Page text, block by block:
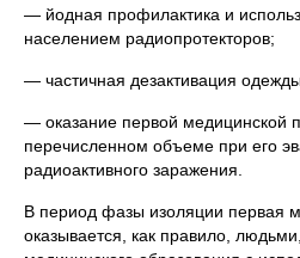
— йодная профилактика и
населением радиопротекторов;
— частичная дезактивация
— оказание первой медицинской
перечисленном объеме при его
радиоактивного заражения.
В период фазы изоляции первая
оказывается, как правило,